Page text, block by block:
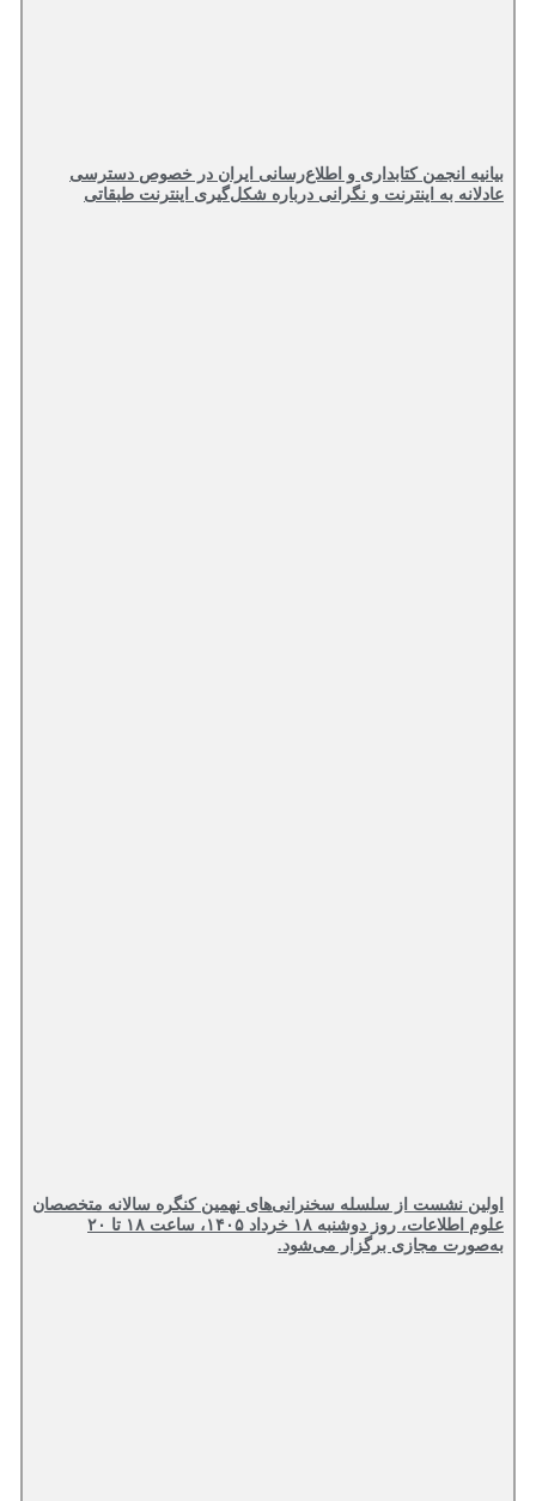
بیانیه انجمن کتابداری و اطلاع‌رسانی ایران در خصوص دسترسی
عادلانه به اینترنت و نگرانی درباره شکل‌گیری اینترنت طبقاتی
اولین نشست از سلسله سخنرانی‌های نهمین کنگره سالانه متخصصان
علوم اطلاعات، روز دوشنبه ۱۸ خرداد ۱۴۰۵، ساعت ۱۸ تا ۲۰
به‌صورت مجازی برگزار می‌شود.